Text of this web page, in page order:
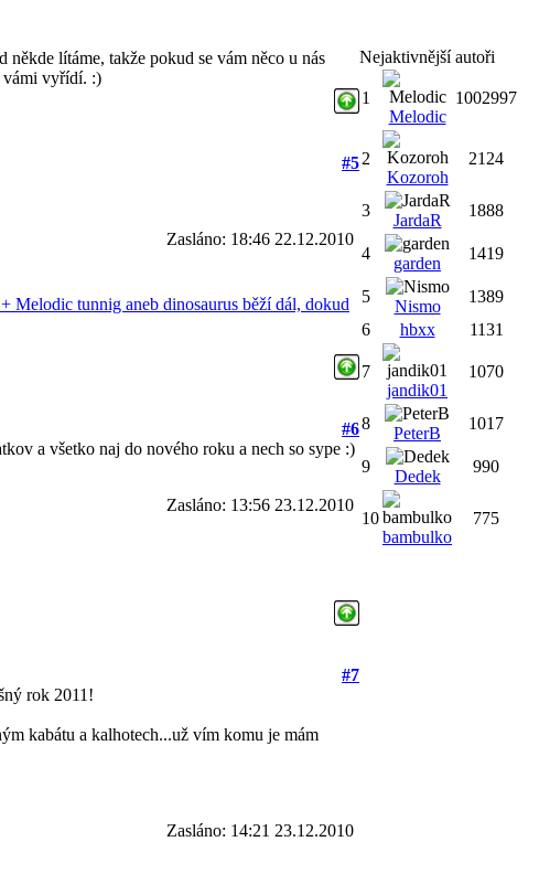
někde lítáme, takže pokud se vám něco u nás
vámi vyřídí. :)
#5
Zasláno: 18:46 22.12.2010
Melodic tunnig aneb dinosaurus běží dál, dokud
#6
a všetko naj do nového roku a nech so sype :)
Zasláno: 13:56 23.12.2010
#7
rok 2011!
kabátu a kalhotech...už vím komu je mám
Zasláno: 14:21 23.12.2010
Nejaktivnější autoři
1
Melodic
1002997
2
Kozoroh
2124
3
JardaR
1888
4
garden
1419
5
Nismo
1389
6
hbxx 1131
7
jandik01
1070
8
PeterB
1017
9
Dedek
990
10
bambulko
775